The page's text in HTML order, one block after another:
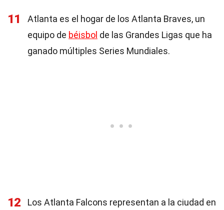
11
Atlanta es el hogar de los Atlanta Braves, un
equipo de béisbol de las Grandes Ligas que ha
ganado múltiples Series Mundiales.
12
Los Atlanta Falcons representan a la ciudad en